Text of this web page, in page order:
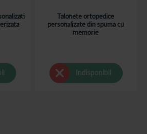
Talonete ortopedice
personalizate din spuma cu
memorie
Indisponibil